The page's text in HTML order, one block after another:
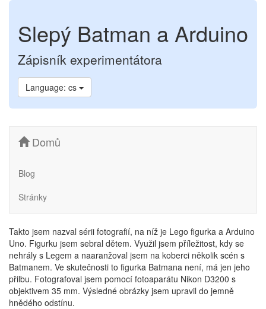
Slepý Batman a Arduino
Zápisník experimentátora
Language: cs
Domů
Blog
Stránky
Takto jsem nazval sérii fotografií, na níž je Lego figurka a Arduino
Uno. Figurku jsem sebral dětem. Využil jsem příležitost, kdy se
nehrály s Legem a naaranžoval jsem na koberci několik scén s
Batmanem. Ve skutečnosti to figurka Batmana není, má jen jeho
přilbu. Fotografoval jsem pomocí fotoaparátu Nikon D3200 s
objektivem 35 mm. Výsledné obrázky jsem upravil do jemně
hnědého odstínu.